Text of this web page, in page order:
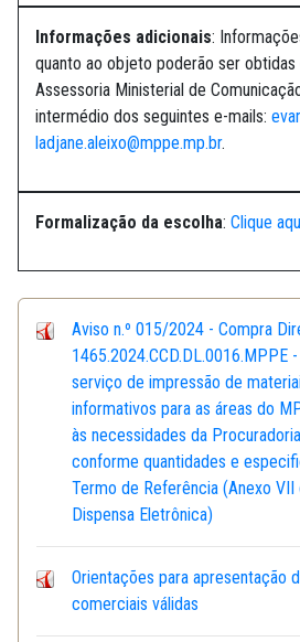
Informações adicionais:
quanto ao objeto poderão ser
Assessoria Ministerial de
intermédio dos seguintes e-mails:
ladjane.aleixo@mppe.mp.br.
Formalização da escolha: Clique
Aviso n.º 015/2024 - Compra
1465.2024.CCD.DL.0016.MPPE
serviço de impressão de
informativos para as áreas do
às necessidades da
conforme quantidades e
Termo de Referência (Anexo
Dispensa Eletrônica)
Orientações para apresentação
comerciais válidas